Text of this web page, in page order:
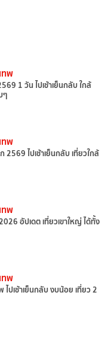
ทพ
1 วัน ไปเช้าเย็นกลับ ใกล้
ๆ
ทพ
2569 ไปเช้าเย็นกลับ เที่ยวใกล้
ทพ
อัปเดต เที่ยวเขาใหญ่ ได้ทั้ง
ทพ
ไปเช้าเย็นกลับ งบน้อย เที่ยว 2